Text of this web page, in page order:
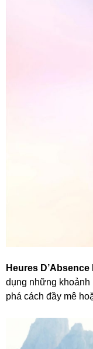
Heures D’Absence
dụng những
phá cách đầy mê